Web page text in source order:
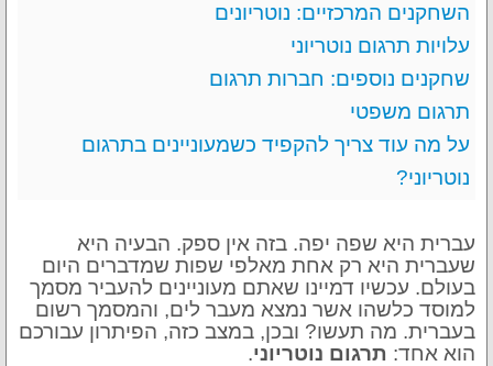
השחקנים המרכזיים: נוטריונים
עלויות תרגום נוטריוני
שחקנים נוספים: חברות תרגום
תרגום משפטי
על מה עוד צריך להקפיד כשמעוניינים בתרגום
נוטריוני?
עברית היא שפה יפה. בזה אין ספק. הבעיה היא
שעברית היא רק אחת מאלפי שפות שמדברים היום
בעולם. עכשיו דמיינו שאתם מעוניינים להעביר מסמך
למוסד כלשהו אשר נמצא מעבר לים, והמסמך רשום
בעברית. מה תעשו? ובכן, במצב כזה, הפיתרון עבורכם
הוא אחד: תרגום נוטריוני.